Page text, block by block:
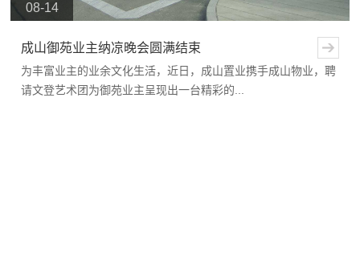
08-14
成山御苑业主纳凉晚会圆满结束
为丰富业主的业余文化生活，近日，成山置业携手成山物业，聘
请文登艺术团为御苑业主呈现出一台精彩的...